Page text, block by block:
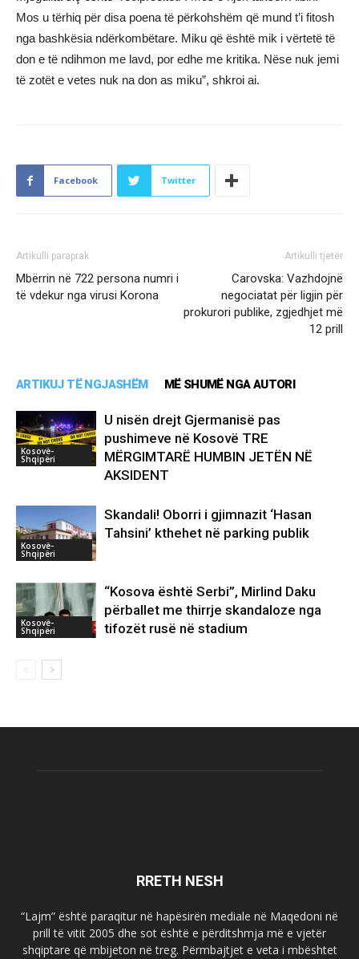
Mos u tërhiq për disa poena të përkohshëm që mund t’i fitosh
nga bashkësia ndërkombëtare. Miku që është mik i vërtetë të
don e të ndihmon me lavd, por edhe me kritika. Nëse nuk jemi
të zotët e vetes nuk na don as miku”, shkroi ai.
Facebook Twitter
Artikulli paraprak
Mbërrin në 722 persona numri i
të vdekur nga virusi Korona
Artikulli tjetër
Carovska: Vazhdojnë
negociatat për ligjin për
prokurori publike, zgjedhjet më
12 prill
ARTIKUJ TË NGJASHËM MË SHUMË NGA AUTORI
Kosovë-
Shqipëri
U nisën drejt Gjermanisë pas
pushimeve në Kosovë TRE
MËRGIMTARË HUMBIN JETËN NË
AKSIDENT
Kosovë-
Shqipëri
Skandali! Oborri i gjimnazit ‘Hasan
Tahsini’ kthehet në parking publik
Kosovë-
Shqipëri
“Kosova është Serbi”, Mirlind Daku
përballet me thirrje skandaloze nga
tifozët rusë në stadium
RRETH NESH
“Lajm” është paraqitur në hapësirën mediale në Maqedoni në
prill të vitit 2005 dhe sot është e përditshmja më e vjetër
shqiptare që mbijeton në treg. Përmbajtjet e veta i mbështet